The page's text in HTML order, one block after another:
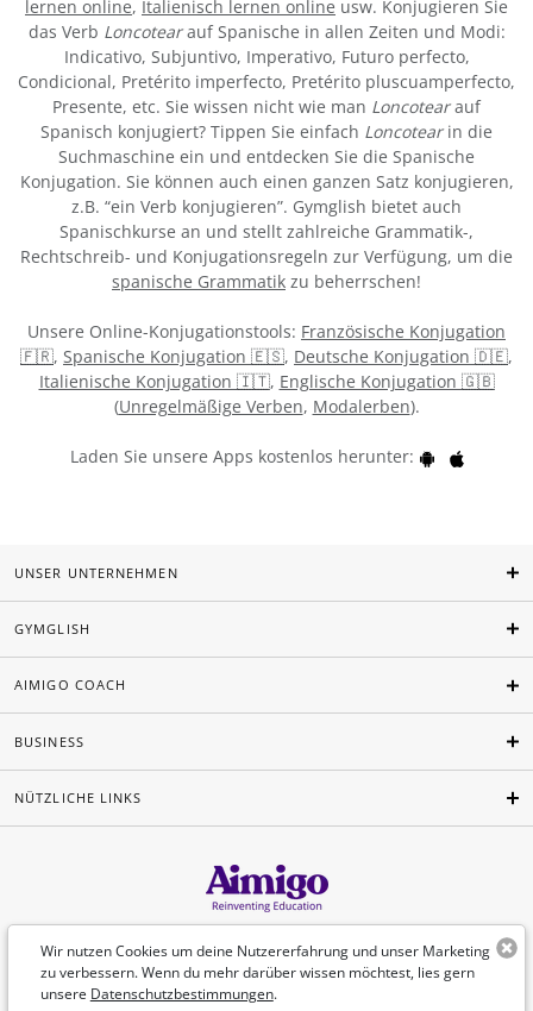
lernen online, Italienisch lernen online usw. Konjugieren Sie
das Verb Loncotearauf Spanische in allen Zeiten und Modi:
Indicativo, Subjuntivo, Imperativo, Futuro perfecto,
Condicional, Pretérito imperfecto, Pretérito pluscuamperfecto,
Presente, etc. Sie wissen nicht wie man Loncotearauf
Spanisch konjugiert? Tippen Sie einfach Loncotearin die
Suchmaschine ein und entdecken Sie die Spanische
Konjugation. Sie können auch einen ganzen Satz konjugieren,
z.B. “ein Verb konjugieren”. Gymglish bietet auch
Spanischkurse an und stellt zahlreiche Grammatik-,
Rechtschreib- und Konjugationsregeln zur Verfügung, um die
spanische Grammatik zu beherrschen!
Unsere Online-Konjugationstools: Französische Konjugation
🇫🇷, Spanische Konjugation 🇪🇸, Deutsche Konjugation 🇩🇪,
Italienische Konjugation 🇮🇹, Englische Konjugation 🇬🇧
(Unregelmäßige Verben, Modalerben).
Laden Sie unsere Apps kostenlos herunter:
Wir nutzen Cookies um deine Nutzererfahrung und unser Marketing
zu verbessern. Wenn du mehr darüber wissen möchtest, lies gern
unsere Datenschutzbestimmungen.
UNSER UNTERNEHMEN
GYMGLISH
AIMIGO COACH
BUSINESS
NÜTZLICHE LINKS
Deutsch
©Aimigo 2026